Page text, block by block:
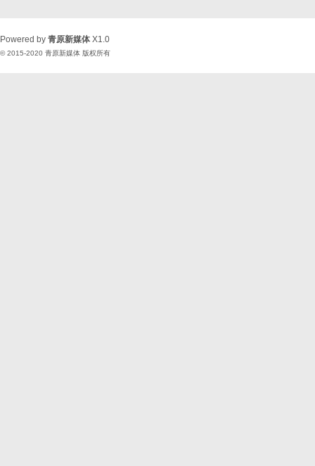
Powered by 青原新媒体 X1.0
© 2015-2020 青原新媒体 版权所有